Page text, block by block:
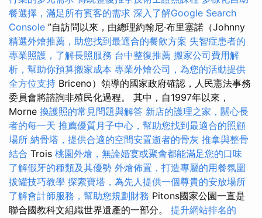
餐選擇，滿足所有賓客的需求 深入了解Google Search
Console ”自訪問以來，由總理約翰尼·布里塞諾（Johnny
精選外燴推薦，助您找到最適合的餐飲方案 失智症患者的
專業照護，了解長照服務 台中整復推薦 搬家公司費用解
析，幫助你預算搬家成本 專業外燴公司，為您的活動提供
全方位支持 Briceno）領導的國家政府確認，人民憲法事務
委員會將諮詢非殖民化過程。 其中，自1997年以來，
Morne 換護照的常見問題與解答 新店的護理之家，關心長
者的每一天 推薦優質月子中心，幫助您找到最適合的照顧
場所 納骨塔，提供合適的空間安置逝者的骨灰 推拿與整骨
結合 Trois 桃園外燴，無論婚宴或聚會都能滿足您的口味
了解假牙的種類及其優勢 外燴佈置，打造專屬的用餐氛圍
拔罐技巧教學 探索寶塔，為先人提供一個尊貴的安放場所
了解會計師服務，幫助您規劃財務 Pitons國家公園一直是
聯合國教科文組織世界遺產的一部分。 提升網站排名的